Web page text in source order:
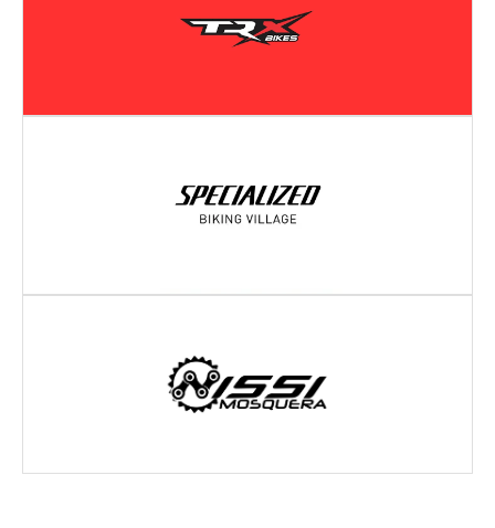
Dirección:CRA 11 # 3 33
ZIPAQUIRÁ- CUNDINAMARCA
Dirección:Cra. 4 #11-02
UBATÉ- CUNDINAMARCA
Dirección:Carrera 3 # 22B - 06
MOSQUERA- CUNDINAMARCA.